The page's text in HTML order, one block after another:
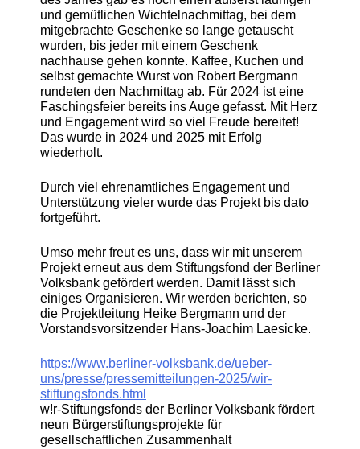
und gemütlichen Wichtelnachmittag, bei dem
mitgebrachte Geschenke so lange getauscht
wurden, bis jeder mit einem Geschenk
nachhause gehen konnte. Kaffee, Kuchen und
selbst gemachte Wurst von Robert Bergmann
rundeten den Nachmittag ab. Für 2024 ist eine
Faschingsfeier bereits ins Auge gefasst. Mit Herz
und Engagement wird so viel Freude bereitet!
Das wurde in 2024 und 2025 mit Erfolg
wiederholt.
Durch viel ehrenamtliches Engagement und
Unterstützung vieler wurde das Projekt bis dato
fortgeführt.
Umso mehr freut es uns, dass wir mit unserem
Projekt erneut aus dem Stiftungsfond der Berliner
Volksbank gefördert werden. Damit lässt sich
einiges Organisieren. Wir werden berichten, so
die Projektleitung Heike Bergmann und der
Vorstandsvorsitzender Hans-Joachim Laesicke.
https://www.berliner-volksbank.de/ueber-
uns/presse/pressemitteilungen-2025/wir-
stiftungsfonds.html
w!r-Stiftungsfonds der Berliner Volksbank fördert
neun Bürgerstiftungsprojekte für
gesellschaftlichen Zusammenhalt